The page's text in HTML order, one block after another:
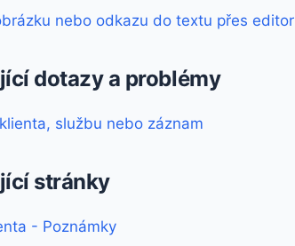
nebo odkazu do textu přes
dotazy a problémy
službu nebo záznam
stránky
- Poznámky